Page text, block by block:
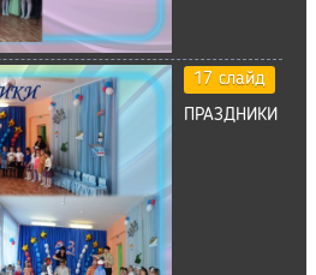
17 слайд
ПРАЗДНИКИ